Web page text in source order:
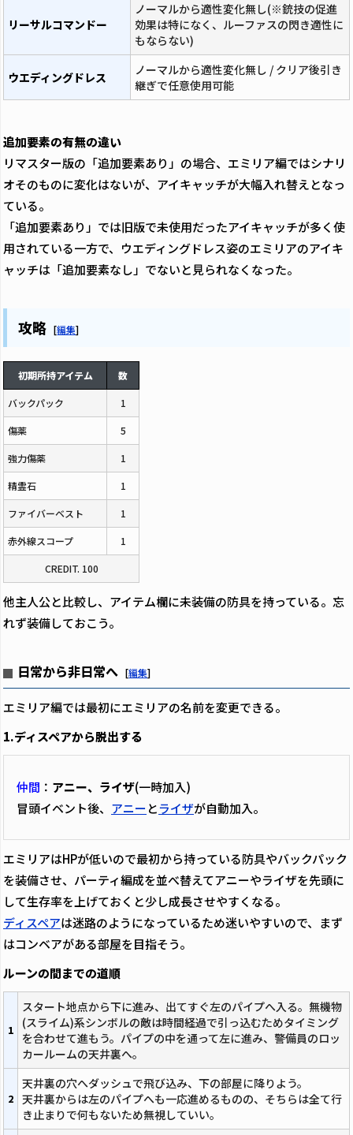
リーサルコマンドー
ノーマルから適性変化無し(※銃技の促進
効果は特になく、ルーファスの閃き適性に
もならない)
ウエディングドレス
ノーマルから適性変化無し / クリア後引き
継ぎで任意使用可能
追加要素の有無の違い
リマスター版の「追加要素あり」の場合、エミリア編ではシナリ
オそのものに変化はないが、アイキャッチが大幅入れ替えとなっ
ている。
「追加要素あり」では旧版で未使用だったアイキャッチが多く使
用されている一方で、ウエディングドレス姿のエミリアのアイキ
ャッチは「追加要素なし」でないと見られなくなった。
攻略 [編集]
初期所持アイテム 数
バックパック 1
傷薬 5
強力傷薬 1
精霊石 1
ファイバーベスト 1
赤外線スコープ 1
CREDIT. 100
他主人公と比較し、アイテム欄に未装備の防具を持っている。忘
れず装備しておこう。
日常から非日常へ [編集]
エミリア編では最初にエミリアの名前を変更できる。
1.ディスペアから脱出する
仲間 ： アニー、ライザ(一時加入)
冒頭イベント後、 アニー とライザが自動加入。
エミリアはHPが低いので最初から持っている防具やバックパック
を装備させ、パーティ編成を並べ替えてアニーやライザを先頭に
して生存率を上げておくと少し成長させやすくなる。
ディスペアは迷路のようになっているため迷いやすいので、まず
はコンベアがある部屋を目指そう。
ルーンの間までの道順
1
スタート地点から下に進み、出てすぐ左のパイプへ入る。無機物
(スライム)系シンボルの敵は時間経過で引っ込むためタイミング
を合わせて進もう。パイプの中を通って左に進み、警備員のロッ
カールームの天井裏へ。
2
天井裏の穴へダッシュで飛び込み、下の部屋に降りよう。
天井裏からは左のパイプへも一応進めるものの、そちらは全て行
き止まりで何もないため無視していい。